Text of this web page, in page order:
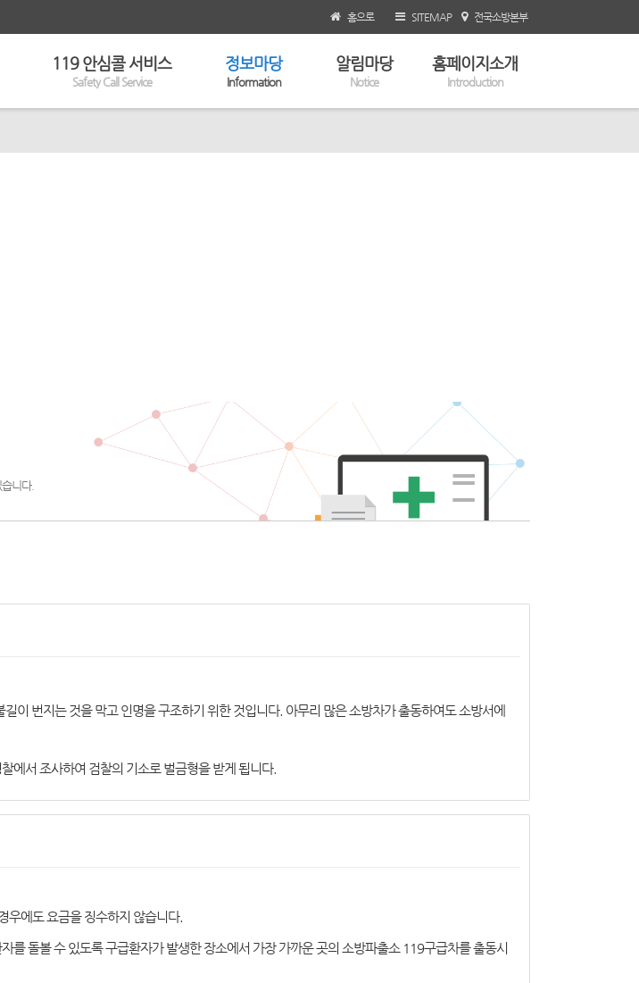
홈으로 SITEMAP 전국소방본부
119 안심콜 서비스
Safety Call Service
정보마당
Information
알림마당
Notice
홈페이지소개
Introduction
니다.
이 번지는 것을 막고 인명을 구조하기 위한 것입니다. 아무리 많은 소방차가 출동하여도 소방서에
에서 조사하여 검찰의 기소로 벌금형을 받게 됩니다.
우에도 요금을 징수하지 않습니다.
를 돌볼 수 있도록 구급환자가 발생한 장소에서 가장 가까운 곳의 소방파출소 119구급차를 출동시